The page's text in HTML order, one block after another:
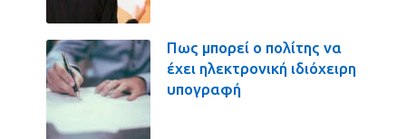
Πως μπορεί ο πολίτης να
έχει ηλεκτρονική ιδιόχειρη
υπογραφή